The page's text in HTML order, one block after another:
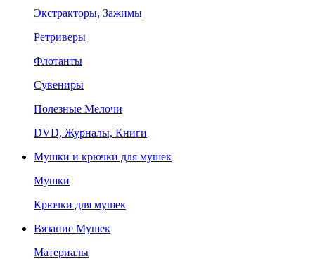
Экстракторы, Зажимы
Ретриверы
Флотанты
Сувениры
Полезные Мелочи
DVD, Журналы, Книги
Мушки и крючки для мушек
Мушки
Крючки для мушек
Вязание Мушек
Материалы